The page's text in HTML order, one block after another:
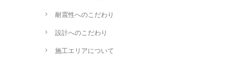
耐震性へのこだわり
設計へのこだわり
施工エリアについて